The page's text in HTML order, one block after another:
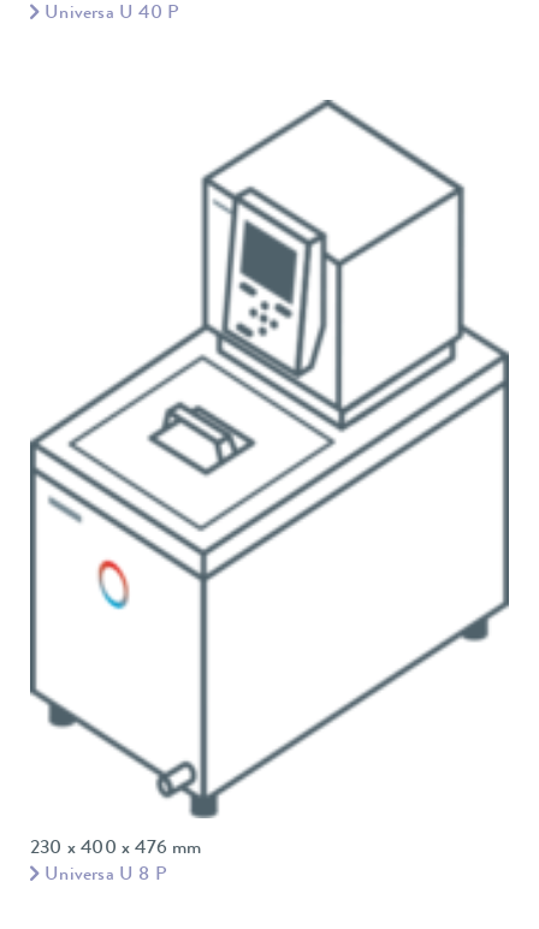
Universa U 40 P
230 x 400 x 476 mm
Universa U 8 P